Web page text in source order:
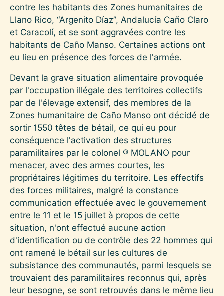
contre les habitants des Zones humanitaires de
Llano Rico, “Argenito Díaz”, Andalucía Caño Claro
et Caracolí, et se sont aggravées contre les
habitants de Caño Manso. Certaines actions ont
eu lieu en présence des forces de l'armée.
Devant la grave situation alimentaire provoquée
par l'occupation illégale des territoires collectifs
par de l'élevage extensif, des membres de la
Zones humanitaire de Caño Manso ont décidé de
sortir 1550 têtes de bétail, ce qui eu pour
conséquence l'activation des structures
paramilitaires par le colonel ® MOLANO pour
menacer, avec des armes courtes, les
propriétaires légitimes du territoire. Les effectifs
des forces militaires, malgré la constance
communication effectuée avec le gouvernement
entre le 11 et le 15 juillet à propos de cette
situation, n'ont effectué aucune action
d'identification ou de contrôle des 22 hommes qui
ont ramené le bétail sur les cultures de
subsistance des communautés, parmi lesquels se
trouvaient des paramilitaires reconnus qui, après
leur besogne, se sont retrouvés dans le même lieu